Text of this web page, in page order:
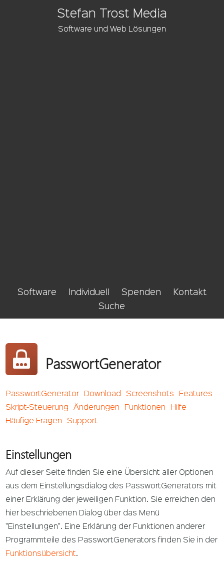
Stefan Trost Media
Software und Web Lösungen
Software Individuell Spenden
Kontakt
Suche
PasswortGenerator
PasswortGenerator Download Screenshots
Features
Skript-Steuerung
Änderungen Funktionen
Hilfe
Häufige Fragen
Support
Einstellungen
Auf dieser Seite finden Sie eine Übersicht aller Optionen
aus dem Einstellungsdialog des PasswortGenerators mit
einer Erklärung der jeweiligen Funktion. Sie erreichen den
hier beschriebenen Dialog über das Menü
"Einstellungen". Eine Erklärung der Funktionen anderer
Programmteile des PasswortGenerators finden Sie in der
Funktionsübersicht.